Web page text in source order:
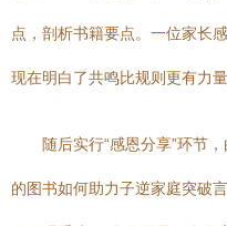
点，剖析书籍要点。一位家长
现在明白了共鸣比规则更有力
随后实行“感恩分享”环节
的图书如何助力子逆家庭突破